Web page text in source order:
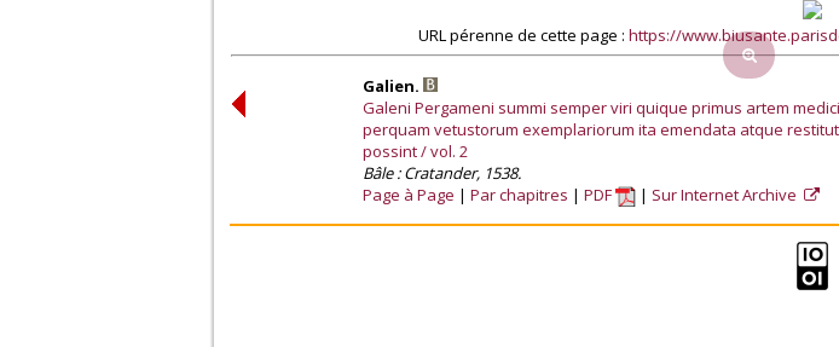
URL pérenne de cette page : https://
Galien.
Galeni Pergameni summi semper viri quique primus artem
perquam vetustorum exemplariorum ita emendata atque
possint / vol. 2
Bâle : Cratander, 1538.
Page à Page
Par chapitres PDF Sur Internet Archive